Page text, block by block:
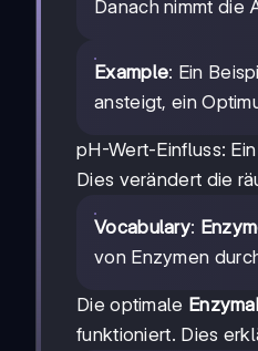
Danach nimmt die
Example: Ein
ansteigt, ein
pH-Wert-Einfluss:
Dies verändert die
Vocabulary:
von Enzymen
Die optimale
funktioniert. Dies